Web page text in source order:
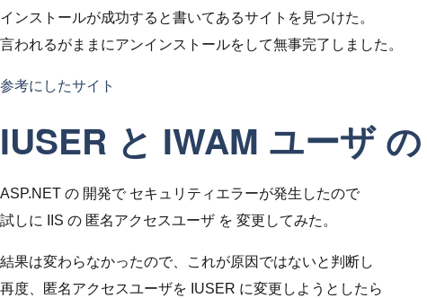
インストールが成功すると書いてあるサイトを見つけた。
言われるがままにアンインストールをして無事完了しました。
参考にしたサイト
IUSER と IWAM ユーザ
ASP.NET の 開発で セキュリティエラーが発生したので
試しに IIS の 匿名アクセスユーザ を 変更してみた。
結果は変わらなかったので、これが原因ではないと判断し
再度、匿名アクセスユーザを IUSER に変更しようとしたら